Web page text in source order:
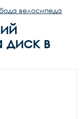
велосипеда
в